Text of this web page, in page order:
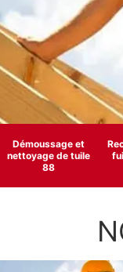
Démoussage et
nettoyage de tuile
88